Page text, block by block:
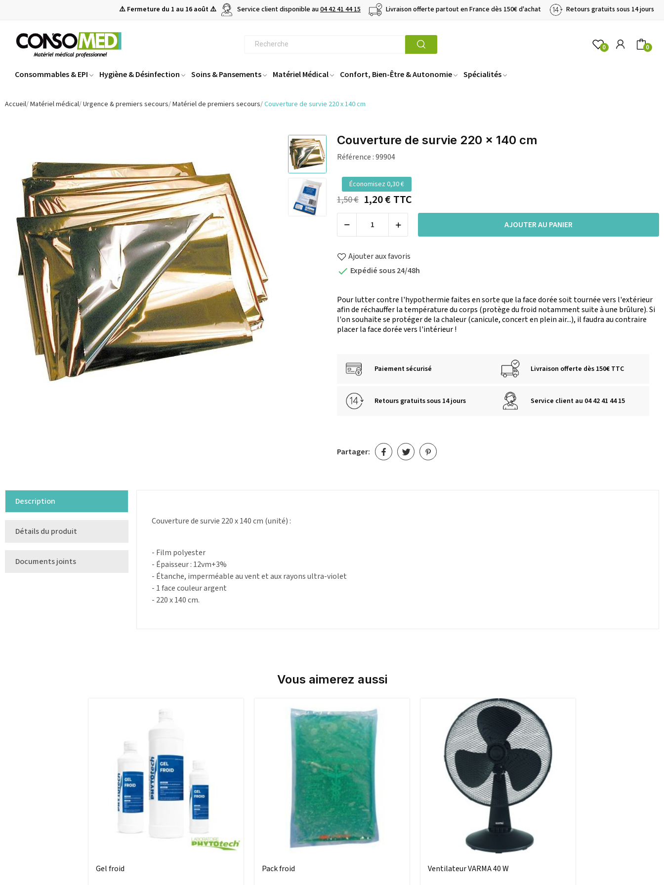
⚠️ Fermeture du 1 au 16 août ⚠️ Service client disponible au04 42 41 44 15 Livraison offerte partout en France dès 150€ d'achat Retours gratuits sous 14 jours
0 0
Consommables & EPI Hygiène & Désinfection Soins & Pansements Matériel Médical Confort, Bien-Être & Autonomie Spécialités
Accueil Matériel médical Urgence & premiers secours Matériel de premiers secours Couverture de survie 220 x 140 cm
Couverture de survie 220 x 140 cm
Référence :99904
Économisez 0,30 €
1,50 € 1,20 €TTC
AJOUTER AU PANIER
Ajouter aux favoris
 Expédié sous 24/48h
Pour lutter contre l'hypothermie faites en sorte que la face dorée soit tournée vers l'extérieur
afin de réchauffer la température du corps (protège du froid notamment suite à une brûlure). Si
l'on souhaite se protéger de la chaleur (canicule, concert en plein air...), il faudra au contraire
placer la face dorée vers l'intérieur !
Paiement sécurisé Livraison offerte dès 150€ TTC
Retours gratuits sous 14 jours Service client au 04 42 41 44 15
Partager:
Description
Détails du produit
Documents joints
Couverture de survie 220 x 140 cm (unité) :
- Film polyester
- Épaisseur : 12vm+3%
- Étanche, imperméable au vent et aux rayons ultra-violet
- 1 face couleur argent
- 220 x 140 cm.
Vous aimerez aussi
Gel froid Pack froid Ventilateur VARMA 40 W